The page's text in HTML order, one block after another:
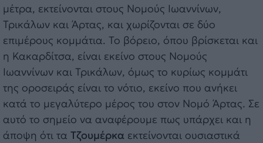
μέτρα, εκτείνονται στους Νομούς Ιωαννίνων,
Τρικάλων και Άρτας, και χωρίζονται σε δύο
επιμέρους κομμάτια. Το βόρειο, όπου βρίσκεται και
η Κακαρδίτσα, είναι εκείνο στους Νομούς
Ιωαννίνων και Τρικάλων, όμως το κυρίως κομμάτι
της οροσειράς είναι το νότιο, εκείνο που ανήκει
κατά το μεγαλύτερο μέρος του στον Νομό Άρτας. Σε
αυτό το σημείο να αναφέρουμε πως υπάρχει και η
άποψη ότι τα Τζουμέρκα εκτείνονται ουσιαστικά